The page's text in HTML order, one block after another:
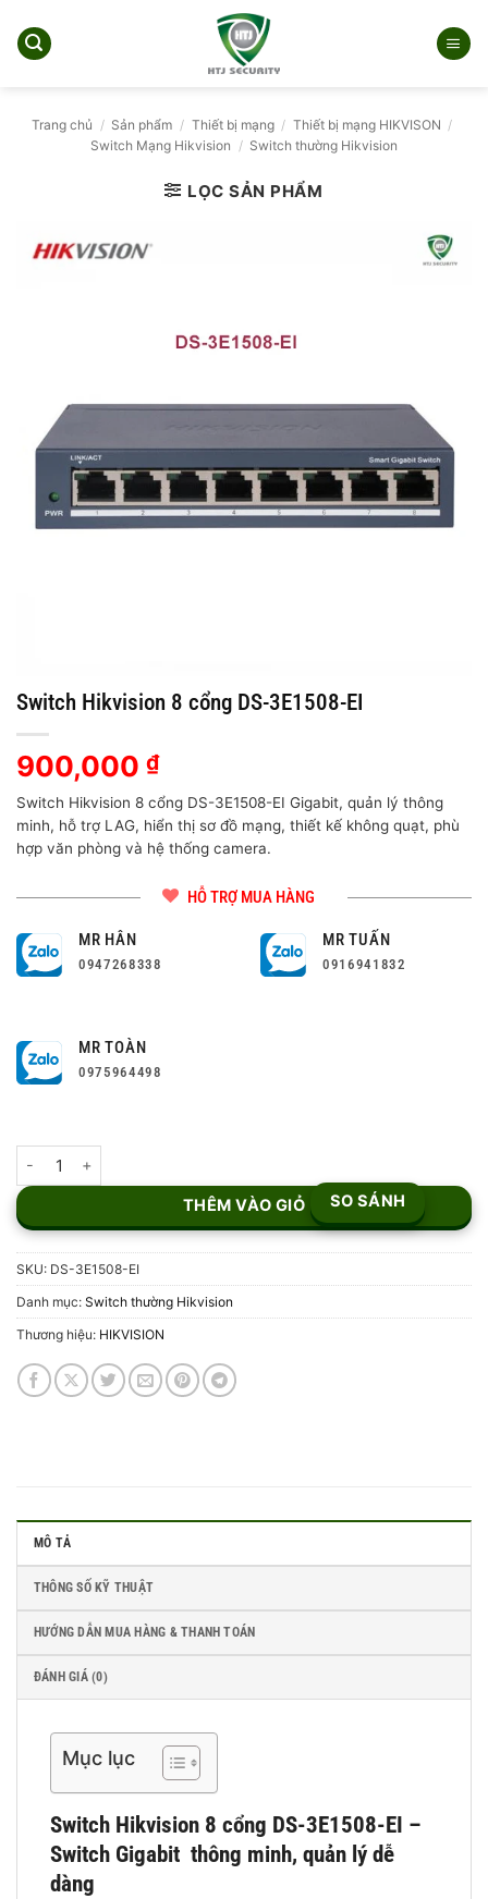
qua
Trang chủ / Sản phẩm / Thiết bị mạng / Thiết bị mạng HIKVISON /
Switch Mạng Hikvision / Switch thường Hikvision
LỌC SẢN PHẨM
Switch Hikvision 8 cổng DS-3E1508-EI
900,000 ₫
Switch Hikvision 8 cổng DS-3E1508-EI Gigabit, quản lý thông
minh, hỗ trợ LAG, hiển thị sơ đồ mạng, thiết kế không quạt, phù
hợp văn phòng và hệ thống camera.
HỖ TRỢ MUA HÀNG
MR HÂN
0947268338
MR TUẤN
0916941832
MR TOÀN
0975964498
THÊM VÀO GIỎ SO SÁNH
SKU: DS-3E1508-EI
Danh mục: Switch thường Hikvision
Thương hiệu: HIKVISION
MÔ TẢ
THÔNG SỐ KỸ THUẬT
HƯỚNG DẪN MUA HÀNG & THANH TOÁN
ĐÁNH GIÁ (0)
Mục lục
Switch Hikvision 8 cổng DS-3E1508-EI –
Switch Gigabit thông minh, quản lý dễ
dàng